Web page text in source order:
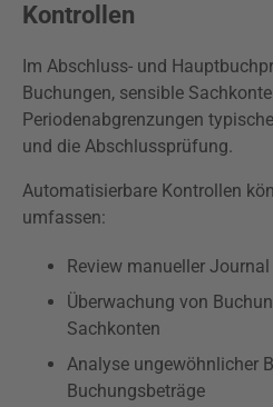
Kontrollen
Im Abschluss- und
Buchungen, sensible
Periodenabgrenzungen
und die Abschlussprüfung.
Automatisierbare Kontrollen
umfassen:
Review manueller
Überwachung von
Sachkonten
Analyse ungewöhnlicher
Buchungsbeträge